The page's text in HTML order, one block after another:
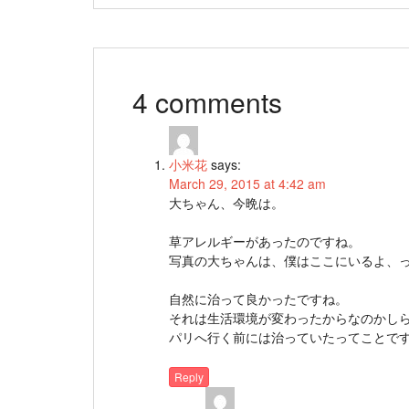
4 comments
小米花 says:
March 29, 2015 at 4:42 am
大ちゃん、今晩は。
草アレルギーがあったのですね。
写真の大ちゃんは、僕はここにいるよ、
自然に治って良かったですね。
それは生活環境が変わったからなのかしら
パリへ行く前には治っていたってことです
Reply